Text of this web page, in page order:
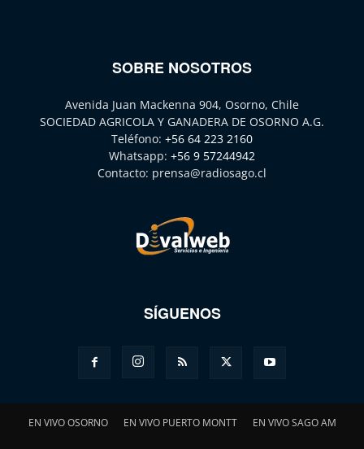
SOBRE NOSOTROS
Avenida Juan Mackenna 904, Osorno, Chile
SOCIEDAD AGRICOLA Y GANADERA DE OSORNO A.G.
Teléfono: +56 64 223 2160
Whatsapp: +56 9 57244942
Contacto: prensa@radiosago.cl
SÍGUENOS
EN VIVO OSORNO EN VIVO PUERTO MONTT EN VIVO SAGO AM